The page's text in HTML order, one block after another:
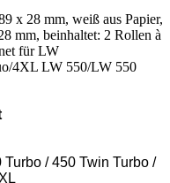
x 28 mm, weiß aus Papier,
mm, beinhaltet: 2 Rollen à
für LW
4XL LW 550/LW 550
/ 450 Twin Turbo /